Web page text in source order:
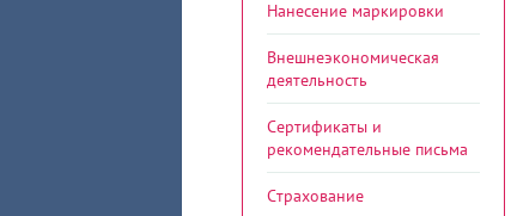
Нанесение маркировки
Внешнеэкономическая
деятельность
Сертификаты и
рекомендательные письма
Страхование